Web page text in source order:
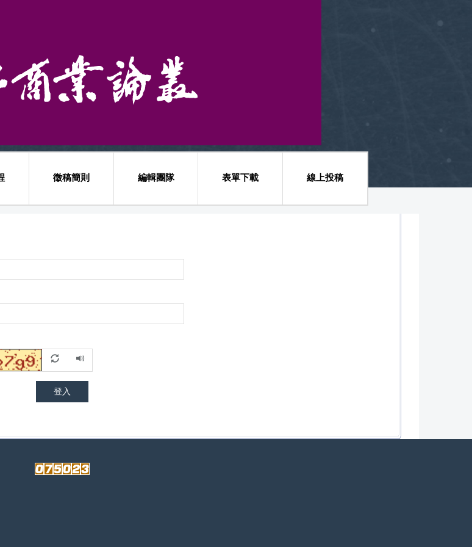
徵稿簡則 編輯團隊 表單下載 線上投稿
登入